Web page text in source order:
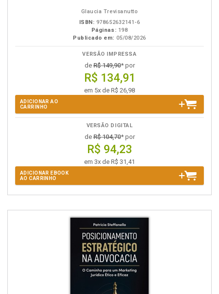
Glaucia Trevisanutto
ISBN: 978652632141-6
Páginas: 198
Publicado em: 05/08/2026
VERSÃO IMPRESSA
deR$ 149,90* por
R$ 134,91
em 5x de R$ 26,98
ADICIONAR AO
CARRINHO
VERSÃO DIGITAL
deR$ 104,70* por
R$ 94,23
em 3x de R$ 31,41
ADICIONAR EBOOK
AO CARRINHO